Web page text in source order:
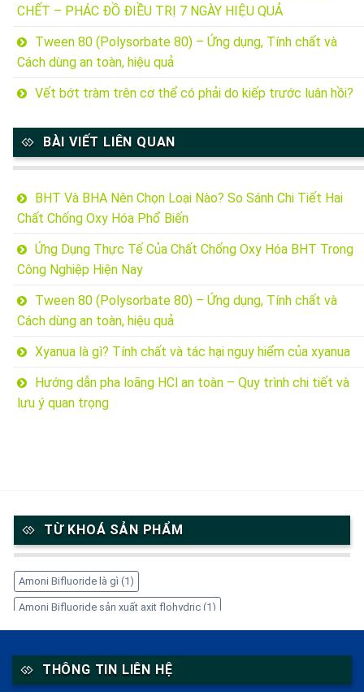
CHẾT – PHÁC ĐỒ ĐIỀU TRỊ 7 NGÀY HIỆU QUẢ
Tween 80 (Polysorbate 80) – Ứng dụng, Tính chất và
Cách dùng an toàn, hiệu quả
Vết bớt tràm trên cơ thể có phải do kiếp trước luân hồi?
BÀI VIẾT LIÊN QUAN
BHT Và BHA Nên Chọn Loại Nào? So Sánh Chi Tiết Hai
Chất Chống Oxy Hóa Phổ Biến
Ứng Dụng Thực Tế Của Chất Chống Oxy Hóa BHT Trong
Công Nghiệp Hiện Nay
Tween 80 (Polysorbate 80) – Ứng dụng, Tính chất và
Cách dùng an toàn, hiệu quả
Xyanua là gì? Tính chất và tác hại nguy hiểm của xyanua
Hướng dẫn pha loãng HCl an toàn – Quy trình chi tiết và
lưu ý quan trọng
TỪ KHOÁ SẢN PHẨM
Amoni Bifluoride là gì (1)
Amoni Bifluoride sản xuất axit flohydric (1)
Amoni Bifluoride trong công nghiệp(1)
Amoni Bifluoride tẩy gỉ thép(1) Amoni Bifluoride xử lý kim loại(1)
Amoni Bifluoride ăn mòn kính(1) Cetyl Stearyl Alcohol(1)
THÔNG TIN LIÊN HỆ